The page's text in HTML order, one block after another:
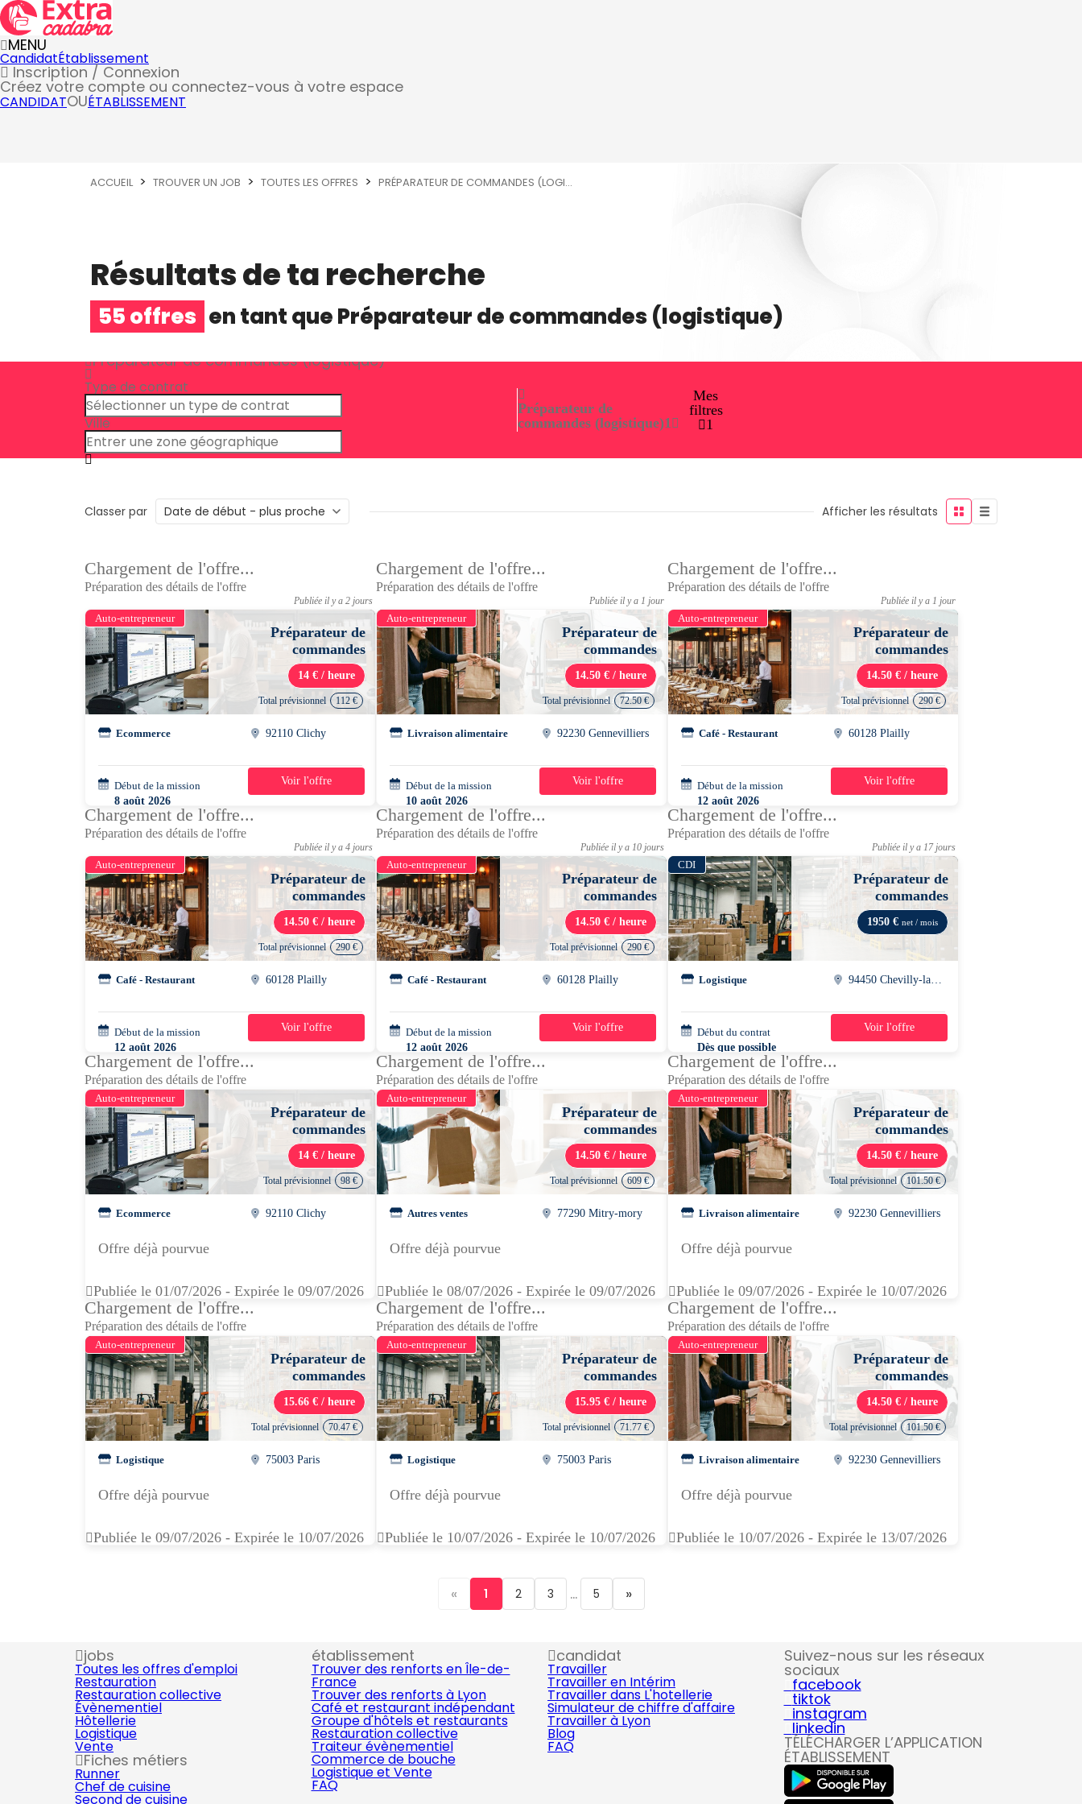
MENU
CandidatÉtablissement
Inscription / Connexion
Créez votre compte ou connectez-vous à votre espace
CANDIDATOUÉTABLISSEMENT
ACCUEIL TROUVER UN JOB TOUTES LES OFFRES PRÉPARATEUR DE COMMANDES (LOGI...
Résultats de ta recherche
55 offres en tant quePréparateur de commandes (logistique)
Préparateur de commandes (logistique)
Type de contrat
Ville
Préparateur de
commandes (logistique)1
Mes
filtres
1
Classer par Afficher les résultats
Chargement de l'offre...
Préparation des détails de l'offre
Publiée il y a 2 jours
Auto-entrepreneur
Préparateur de
commandes
14 € / heure
Total prévisionnel 112 €
Ecommerce 92110 Clichy
Début de la mission
8 août 2026
08h00 - 17h00
1 jour
Voir l'offre
Chargement de l'offre...
Préparation des détails de l'offre
Publiée il y a 1 jour
Auto-entrepreneur
Préparateur de
commandes
14.50 € / heure
Total prévisionnel 72.50 €
Livraison alimentaire 92230 Gennevilliers
Début de la mission
10 août 2026
08h00 - 14h00
1 jour
Voir l'offre
Chargement de l'offre...
Préparation des détails de l'offre
Publiée il y a 1 jour
Auto-entrepreneur
Préparateur de
commandes
14.50 € / heure
Total prévisionnel 290 €
Café - Restaurant 60128 Plailly
Début de la mission
12 août 2026
07h00 - 12h00
4 jours
Voir l'offre
Chargement de l'offre...
Préparation des détails de l'offre
Publiée il y a 4 jours
Auto-entrepreneur
Préparateur de
commandes
14.50 € / heure
Total prévisionnel 290 €
Café - Restaurant 60128 Plailly
Début de la mission
12 août 2026
07h00 - 12h00
4 jours
Voir l'offre
Chargement de l'offre...
Préparation des détails de l'offre
Publiée il y a 10 jours
Auto-entrepreneur
Préparateur de
commandes
14.50 € / heure
Total prévisionnel 290 €
Café - Restaurant 60128 Plailly
Début de la mission
12 août 2026
07h00 - 12h00
4 jours
Voir l'offre
Chargement de l'offre...
Préparation des détails de l'offre
Publiée il y a 17 jours
CDI
Préparateur de
commandes
1950 € net / mois
Logistique
Début du contrat
Dès que possible
35h/semaine
Voir l'offre
Chargement de l'offre...
Préparation des détails de l'offre
Auto-entrepreneur
Préparateur de
commandes
14 € / heure
Total prévisionnel 98 €
Ecommerce 92110 Clichy
Offre déjà pourvue
Publiée le 01/07/2026 - Expirée le 09/07/2026
Chargement de l'offre...
Préparation des détails de l'offre
Auto-entrepreneur
Préparateur de
commandes
14.50 € / heure
Total prévisionnel 609 €
Autres ventes 77290 Mitry-mory
Offre déjà pourvue
Publiée le 08/07/2026 - Expirée le 09/07/2026
Chargement de l'offre...
Préparation des détails de l'offre
Auto-entrepreneur
Préparateur de
commandes
14.50 € / heure
Total prévisionnel 101.50 €
Livraison alimentaire 92230 Gennevilliers
Offre déjà pourvue
Publiée le 09/07/2026 - Expirée le 10/07/2026
Chargement de l'offre...
Préparation des détails de l'offre
Auto-entrepreneur
Préparateur de
commandes
15.66 € / heure
Total prévisionnel 70.47 €
Logistique 75003 Paris
Offre déjà pourvue
Publiée le 09/07/2026 - Expirée le 10/07/2026
Chargement de l'offre...
Préparation des détails de l'offre
Auto-entrepreneur
Préparateur de
commandes
15.95 € / heure
Total prévisionnel 71.77 €
Logistique 75003 Paris
Offre déjà pourvue
Publiée le 10/07/2026 - Expirée le 10/07/2026
Chargement de l'offre...
Préparation des détails de l'offre
Auto-entrepreneur
Préparateur de
commandes
14.50 € / heure
Total prévisionnel 101.50 €
Livraison alimentaire 92230 Gennevilliers
Offre déjà pourvue
Publiée le 10/07/2026 - Expirée le 13/07/2026
« 1 2 3 ... 5 »
jobs
Toutes les offres d'emploi
Restauration
Restauration collective
Évènementiel
Hôtellerie
Logistique
Vente
Fiches métiers
Runner
Chef de cuisine
Second de cuisine
établissement
Trouver des renforts en Île-de-
France
Trouver des renforts à Lyon
Café et restaurant indépendant
Groupe d'hôtels et restaurants
Restauration collective
Traiteur évènementiel
Commerce de bouche
Logistique et Vente
FAQ
candidat
Travailler
Travailler en Intérim
Travailler dans L'hotellerie
Simulateur de chiffre d'affaire
Travailler à Lyon
Blog
FAQ
Suivez-nous sur les réseaux
sociaux
facebook
tiktok
instagram
linkedin
TÉLÉCHARGER L’APPLICATION
ÉTABLISSEMENT